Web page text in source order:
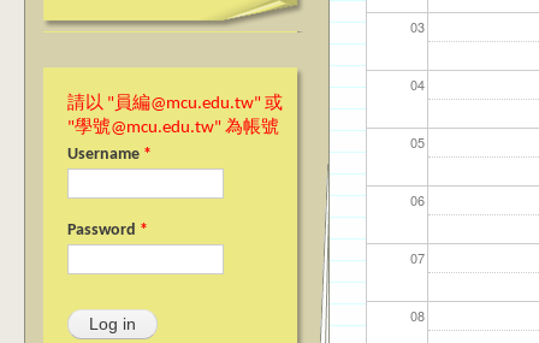
請以 "員編@mcu.edu.tw" 或
"學號@mcu.edu.tw" 為帳號
Username *
Password *
03
04
05
06
07
08